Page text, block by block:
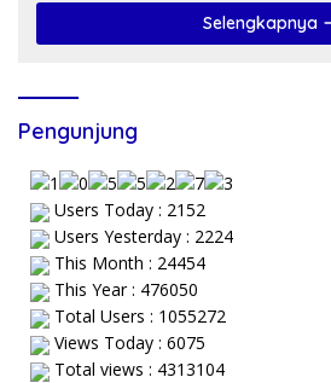
Selengkapnya
Pengunjung
Users Today : 2152
Users Yesterday : 2224
This Month : 24454
This Year : 476050
Total Users : 1055272
Views Today : 6075
Total views : 4313104